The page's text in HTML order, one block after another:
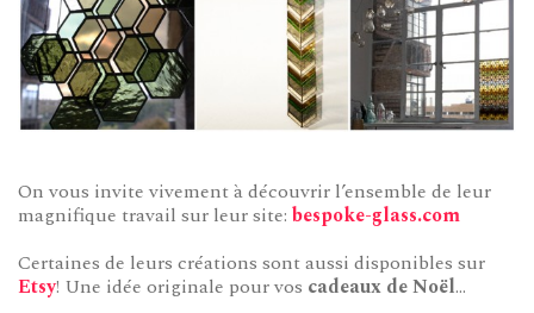
On vous invite vivement à découvrir l’ensemble de leur
magnifique travail sur leur site: bespoke-glass.com
Certaines de leurs créations sont aussi disponibles sur
Etsy! Une idée originale pour vos cadeaux de Noël…